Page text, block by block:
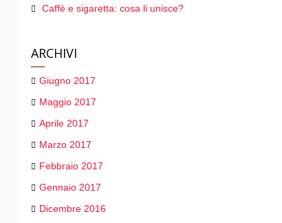
Caffè e sigaretta: cosa li unisce?
ARCHIVI
Giugno 2017
Maggio 2017
Aprile 2017
Marzo 2017
Febbraio 2017
Gennaio 2017
Dicembre 2016